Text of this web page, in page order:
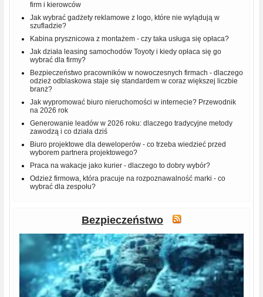
firm i kierowców
Jak wybrać gadżety reklamowe z logo, które nie wylądują w
szufladzie?
Kabina prysznicowa z montażem - czy taka usługa się opłaca?
Jak działa leasing samochodów Toyoty i kiedy opłaca się go
wybrać dla firmy?
Bezpieczeństwo pracowników w nowoczesnych firmach - dlaczego
odzież odblaskowa staje się standardem w coraz większej liczbie
branż?
Jak wypromować biuro nieruchomości w internecie? Przewodnik
na 2026 rok
Generowanie leadów w 2026 roku: dlaczego tradycyjne metody
zawodzą i co działa dziś
Biuro projektowe dla deweloperów - co trzeba wiedzieć przed
wyborem partnera projektowego?
Praca na wakacje jako kurier - dlaczego to dobry wybór?
Odzież firmowa, która pracuje na rozpoznawalność marki - co
wybrać dla zespołu?
Bezpieczeństwo